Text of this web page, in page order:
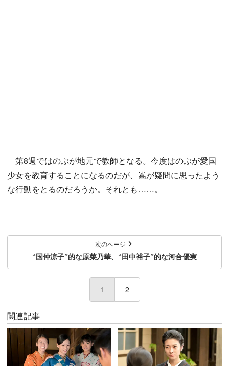
第8週ではのぶが地元で教師となる。今度はのぶが愛国
少女を教育することになるのだが、嵩が疑問に思ったよう
な行動をとるのだろうか。それとも……。
次のページ
“国仲涼子”的な原菜乃華、“田中裕子”的な河合優実
1 (current)
2
関連記事